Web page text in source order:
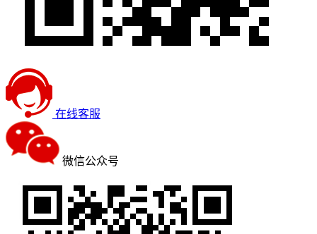
在线客服
微信公众号